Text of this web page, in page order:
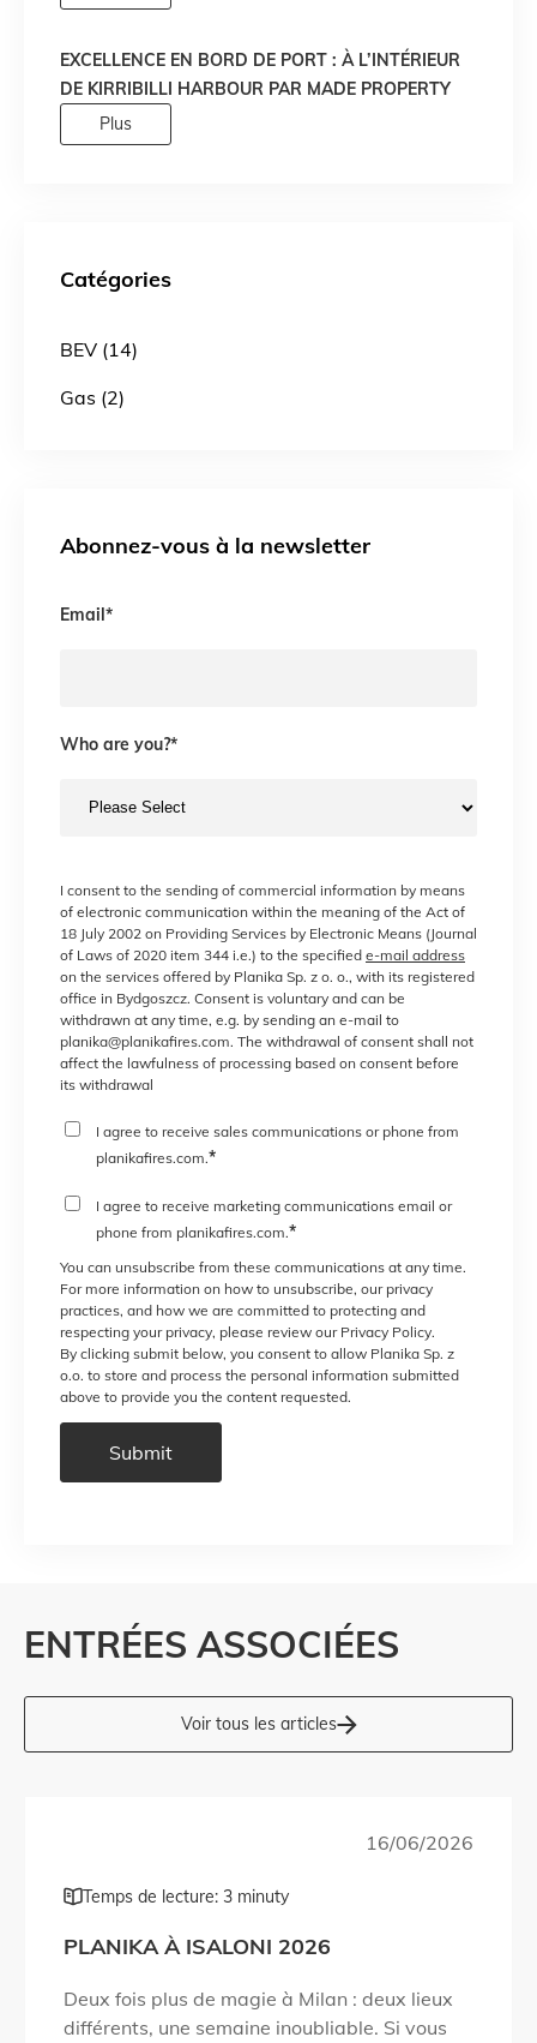
EXCELLENCE EN BORD DE PORT : À L’INTÉRIEUR
DE KIRRIBILLI HARBOUR PAR MADE PROPERTY
Plus
Catégories
BEV (14)
Gas (2)
Abonnez-vous à la newsletter
Email*
Who are you?*
I consent to the sending of commercial information by means
of electronic communication within the meaning of the Act of
18 July 2002 on Providing Services by Electronic Means (Journal
of Laws of 2020 item 344 i.e.) to the specified e-mail address
on the services offered by Planika Sp. z o. o., with its registered
office in Bydgoszcz. Consent is voluntary and can be
withdrawn at any time, e.g. by sending an e-mail to
planika@planikafires.com. The withdrawal of consent shall not
affect the lawfulness of processing based on consent before
its withdrawal
I agree to receive sales communications or phone from
planikafires.com.*
I agree to receive marketing communications email or
phone from planikafires.com.*
You can unsubscribe from these communications at any time.
For more information on how to unsubscribe, our privacy
practices, and how we are committed to protecting and
respecting your privacy, please review our Privacy Policy.
By clicking submit below, you consent to allow Planika Sp. z
o.o. to store and process the personal information submitted
above to provide you the content requested.
ENTRÉES ASSOCIÉES
Voir tous les articles
16/06/2026
Temps de lecture: 3 minuty
PLANIKA À ISALONI 2026
Deux fois plus de magie à Milan : deux lieux
différents, une semaine inoubliable. Si vous